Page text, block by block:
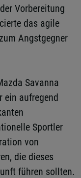
Vorbereitung
das agile
Angstgegner
Savanna
ein aufregend
Sportler
von
die dieses
führen sollten.